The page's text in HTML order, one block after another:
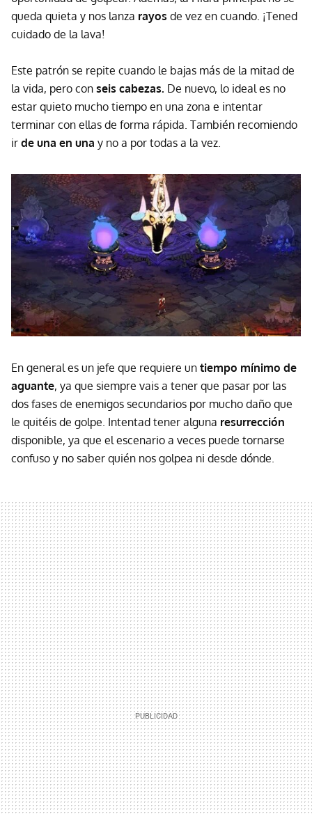
queda quieta y nos lanza rayos de vez en cuando. ¡Tened
cuidado de la lava!
Este patrón se repite cuando le bajas más de la mitad de
la vida, pero con seis cabezas. De nuevo, lo ideal es no
estar quieto mucho tiempo en una zona e intentar
terminar con ellas de forma rápida. También recomiendo
ir de una en una y no a por todas a la vez.
En general es un jefe que requiere un tiempo mínimo de
aguante, ya que siempre vais a tener que pasar por las
dos fases de enemigos secundarios por mucho daño que
le quitéis de golpe. Intentad tener alguna resurrección
disponible, ya que el escenario a veces puede tornarse
confuso y no saber quién nos golpea ni desde dónde.